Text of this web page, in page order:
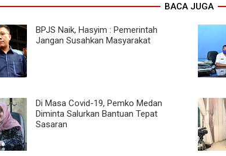
BACA JUGA
BPJS Naik, Hasyim : Pemerintah
Jangan Susahkan Masyarakat
Di Masa Covid-19, Pemko Medan
Diminta Salurkan Bantuan Tepat
Sasaran